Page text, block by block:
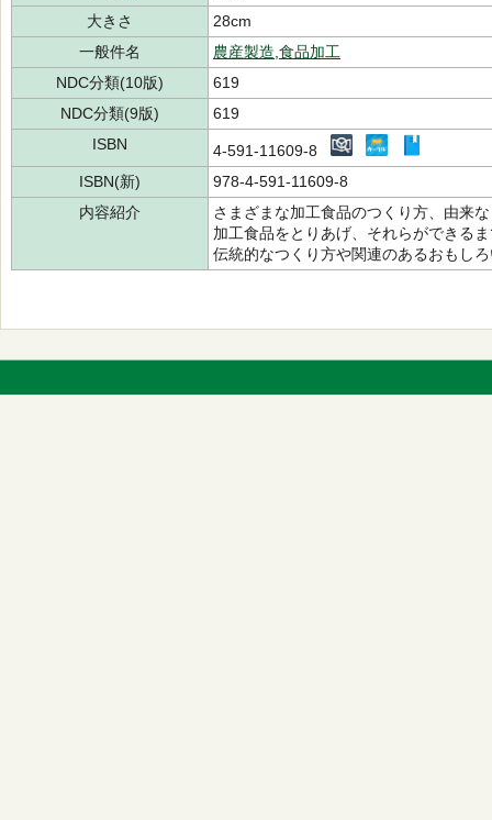
大きさ
28cm
一般件名
農産製造 食品加工
NDC分類(10版)
619
NDC分類(9版)
619
ISBN
4-591-11609-8
ISBN(新)
978-4-591-11609-8
内容紹介
さまざまな加工食品のつくり方、由来
加工食品をとりあげ、それらができる
伝統的なつくり方や関連のあるおもし